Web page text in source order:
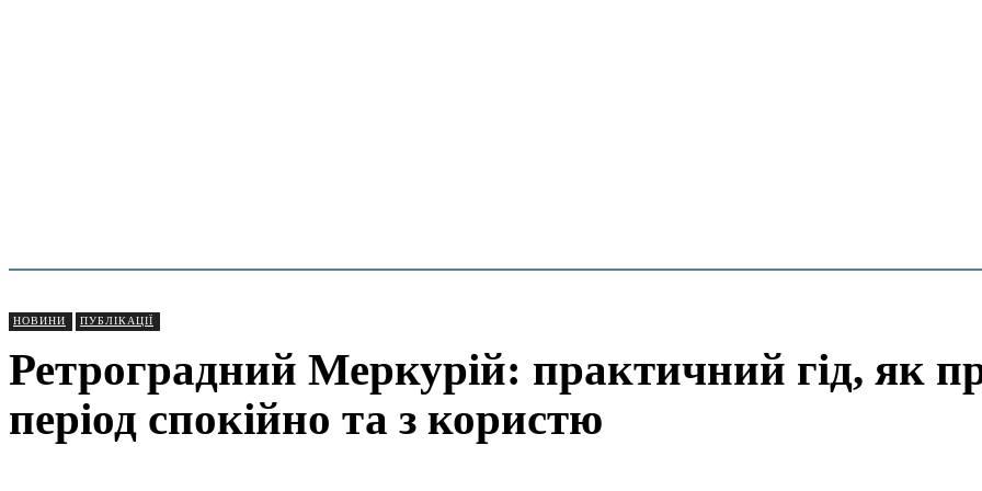
НОВИНИ ПУБЛІКАЦІЇ
Ретроградний Меркурій: практичний гід, як
період спокійно та з користю